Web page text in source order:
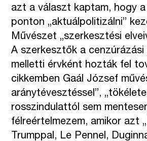
azt a választ kaptam, hogy
ponton „aktuálpolitizálni”
Művészet „szerkesztési
A szerkesztők a
melletti érvként hozták fel
cikkemben Gaál József
aránytévesztéssel”,
rosszindulattól sem
félreértelmezem, amikor azt
Trumppal, Le Pennel,